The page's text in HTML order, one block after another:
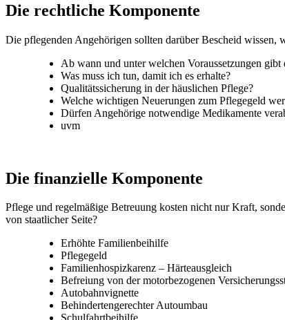
Die rechtliche Komponente
Die pflegenden Angehörigen sollten darüber Bescheid wissen,
Ab wann und unter welchen Voraussetzungen gibt
Was muss ich tun, damit ich es erhalte?
Qualitätssicherung in der häuslichen Pflege?
Welche wichtigen Neuerungen zum Pflegegeld
Dürfen Angehörige notwendige Medikamente
uvm
Die finanzielle Komponente
Pflege und regelmäßige Betreuung kosten nicht nur Kraft,
von staatlicher Seite?
Erhöhte Familienbeihilfe
Pflegegeld
Familienhospizkarenz – Härteausgleich
Befreiung von der motorbezogenen
Autobahnvignette
Behindertengerechter Autoumbau